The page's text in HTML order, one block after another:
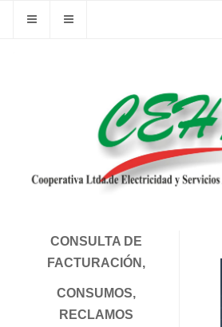
CONSULTA DE
FACTURACIÓN,
CONSUMOS,
RECLAMOS